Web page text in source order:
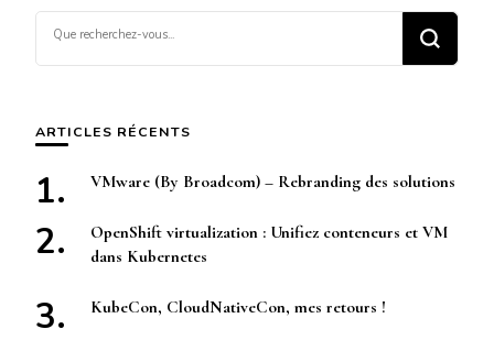
recherchiez
quelque
ARTICLES RÉCENTS
VMware (By Broadcom) – Rebranding des solutions
OpenShift virtualization : Unifiez conteneurs et VM
dans Kubernetes
KubeCon, CloudNativeCon, mes retours !